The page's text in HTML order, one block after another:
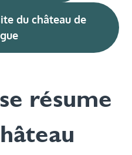
du château de
résume